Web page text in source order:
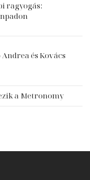
ragyogás:
és Kovács
a Metronomy